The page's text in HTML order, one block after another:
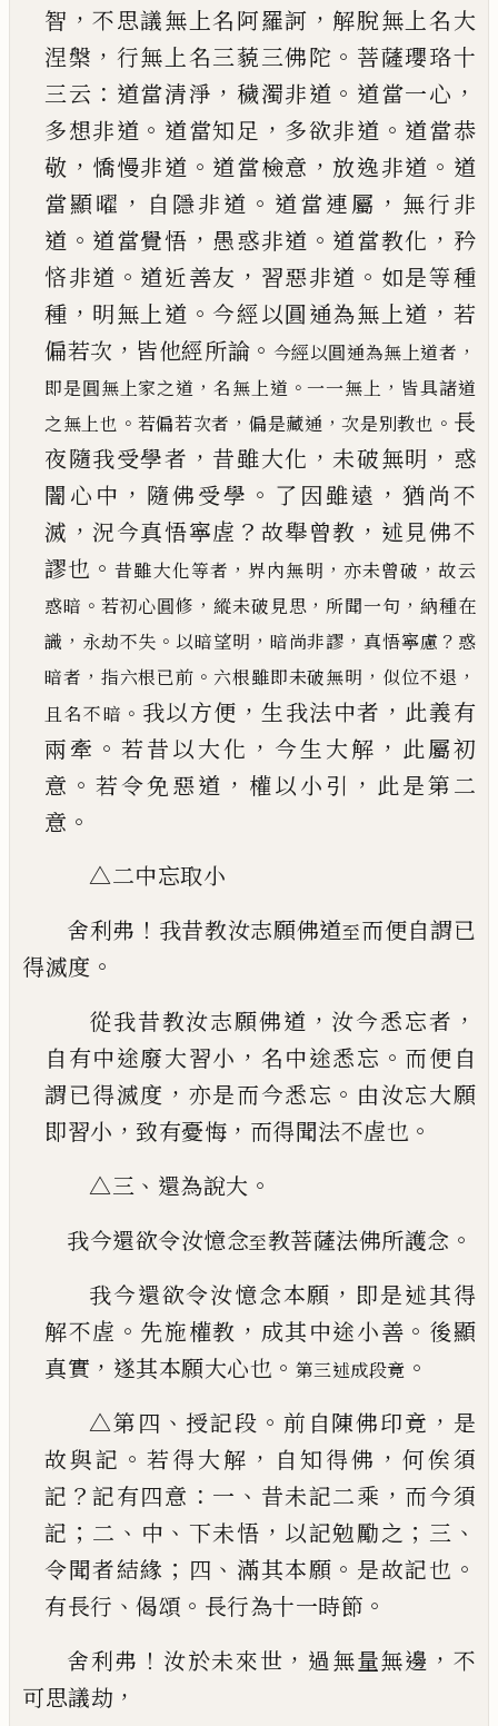
智 ，不思議無上名阿羅訶 ， 解脫無上名大
涅槃 ， 行無上名三藐三佛陀 。 菩薩瓔珞十
三云 ： 道當清淨 ， 穢濁非道 。 道當一心 ，
多想非道 。 道當知足 ， 多欲非道 。 道當恭
敬 ， 憍慢非道 。 道當檢意 ，放逸非道 。 道
當顯曜 ， 自隱非道 。 道當連屬 ， 無行非
道 。 道當覺悟 ， 愚惑非道 。 道當教化 ， 矜
悋非道 。 道近善友 ， 習惡非道 。 如是等種
種 ， 明無上道 。 今經以圓通為無上道 ， 若
偏若次 ， 皆他經所論 。 今經以圓通為無上道者 ，
即是圓無 上家之道 ， 名無上道 。 一一無上 ， 皆具諸道
之無上也 。 若偏若次者 ， 偏是藏通 ，次是別教也 。 長
夜隨我受學者 ， 昔雖大化 ， 未破無明 ， 惑
闇心中 ， 隨佛受學 。 了因雖遠 ， 猶尚不
滅 ，況今真悟寧虗 ？ 故舉曾教 ， 述見佛不
謬也 。昔雖大化等者 ，界內無明 ， 亦未曾破 ，故云
惑暗 。 若初心圓修 ， 縱未破見思 ， 所聞一句 ， 納種在
識 ， 永劫不失 。 以暗望明 ， 暗尚非謬 ，真悟寧慮 ？ 惑
暗者 ， 指六根已前 。 六根雖即未破無明 ， 似位不退 ，
且名不暗 。 我以方便 ，生我法中者 ， 此義有
兩牽 。 若昔以大化 ， 今生大解 ， 此屬初
意 。 若令免惡道 ， 權以小引 ， 此是第二
意 。
△二中忘取小
舍利弗 ！ 我昔教汝志願佛道至而便自謂已
得滅度 。
從我昔教汝志願佛道 ， 汝今悉忘者 ，
自有中途廢大習小 ， 名中途悉忘 。 而便自
謂已得滅度 ， 亦是而今悉忘 。 由汝忘大願
即習小 ， 致有憂悔 ， 而得聞法不虗也 。
△三 、 還為說大 。
我今還欲令汝憶念至教菩薩法佛所護念 。
我今還欲令汝憶念本願 ， 即是述其得
解不虗 。 先施權教 ， 成其中途小善 。 後顯
真實 ， 遂其本願大心也 。 第三述成段竟 。
△第四 、 授記段 。 前自陳佛印竟 ， 是
故與記 。 若得大解 ， 自知得佛 ， 何俟須
記 ？記有四意 ： 一 、 昔未記二乘 ， 而今須
記 ； 二 、 中 、 下未悟 ， 以記勉勵之 ； 三 、
令聞者結緣 ； 四 、 滿其本願 。 是故記也 。
有長行 、 偈頌 。 長行為十一時節 。
舍利弗 ！ 汝於未來世 ， 過無量無邊 ， 不
可思議劫 ，